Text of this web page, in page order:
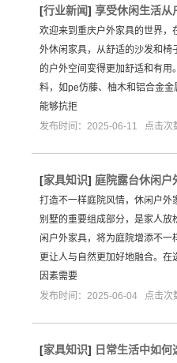
[行业新闻] 享受休闲生活从
欢迎来到重庆户外家具的世界，
外休闲家具，从舒适的沙发和椅
的户外空间变得更加舒适和有
料，如pe仿藤、柚木和铝合金金
能够抗拒
发布时间：2025-06-11 点击次
[家具知识] 庭院露台休闲户
打造不一样庭院风情，休闲户外
别墅的重要组成部分，是家人放
闲户外家具，将为庭院增添不一
更让人与自然更加好地融合。在
因素需要
发布时间：2025-06-04 点击次
[家具知识] 日常生活中如何